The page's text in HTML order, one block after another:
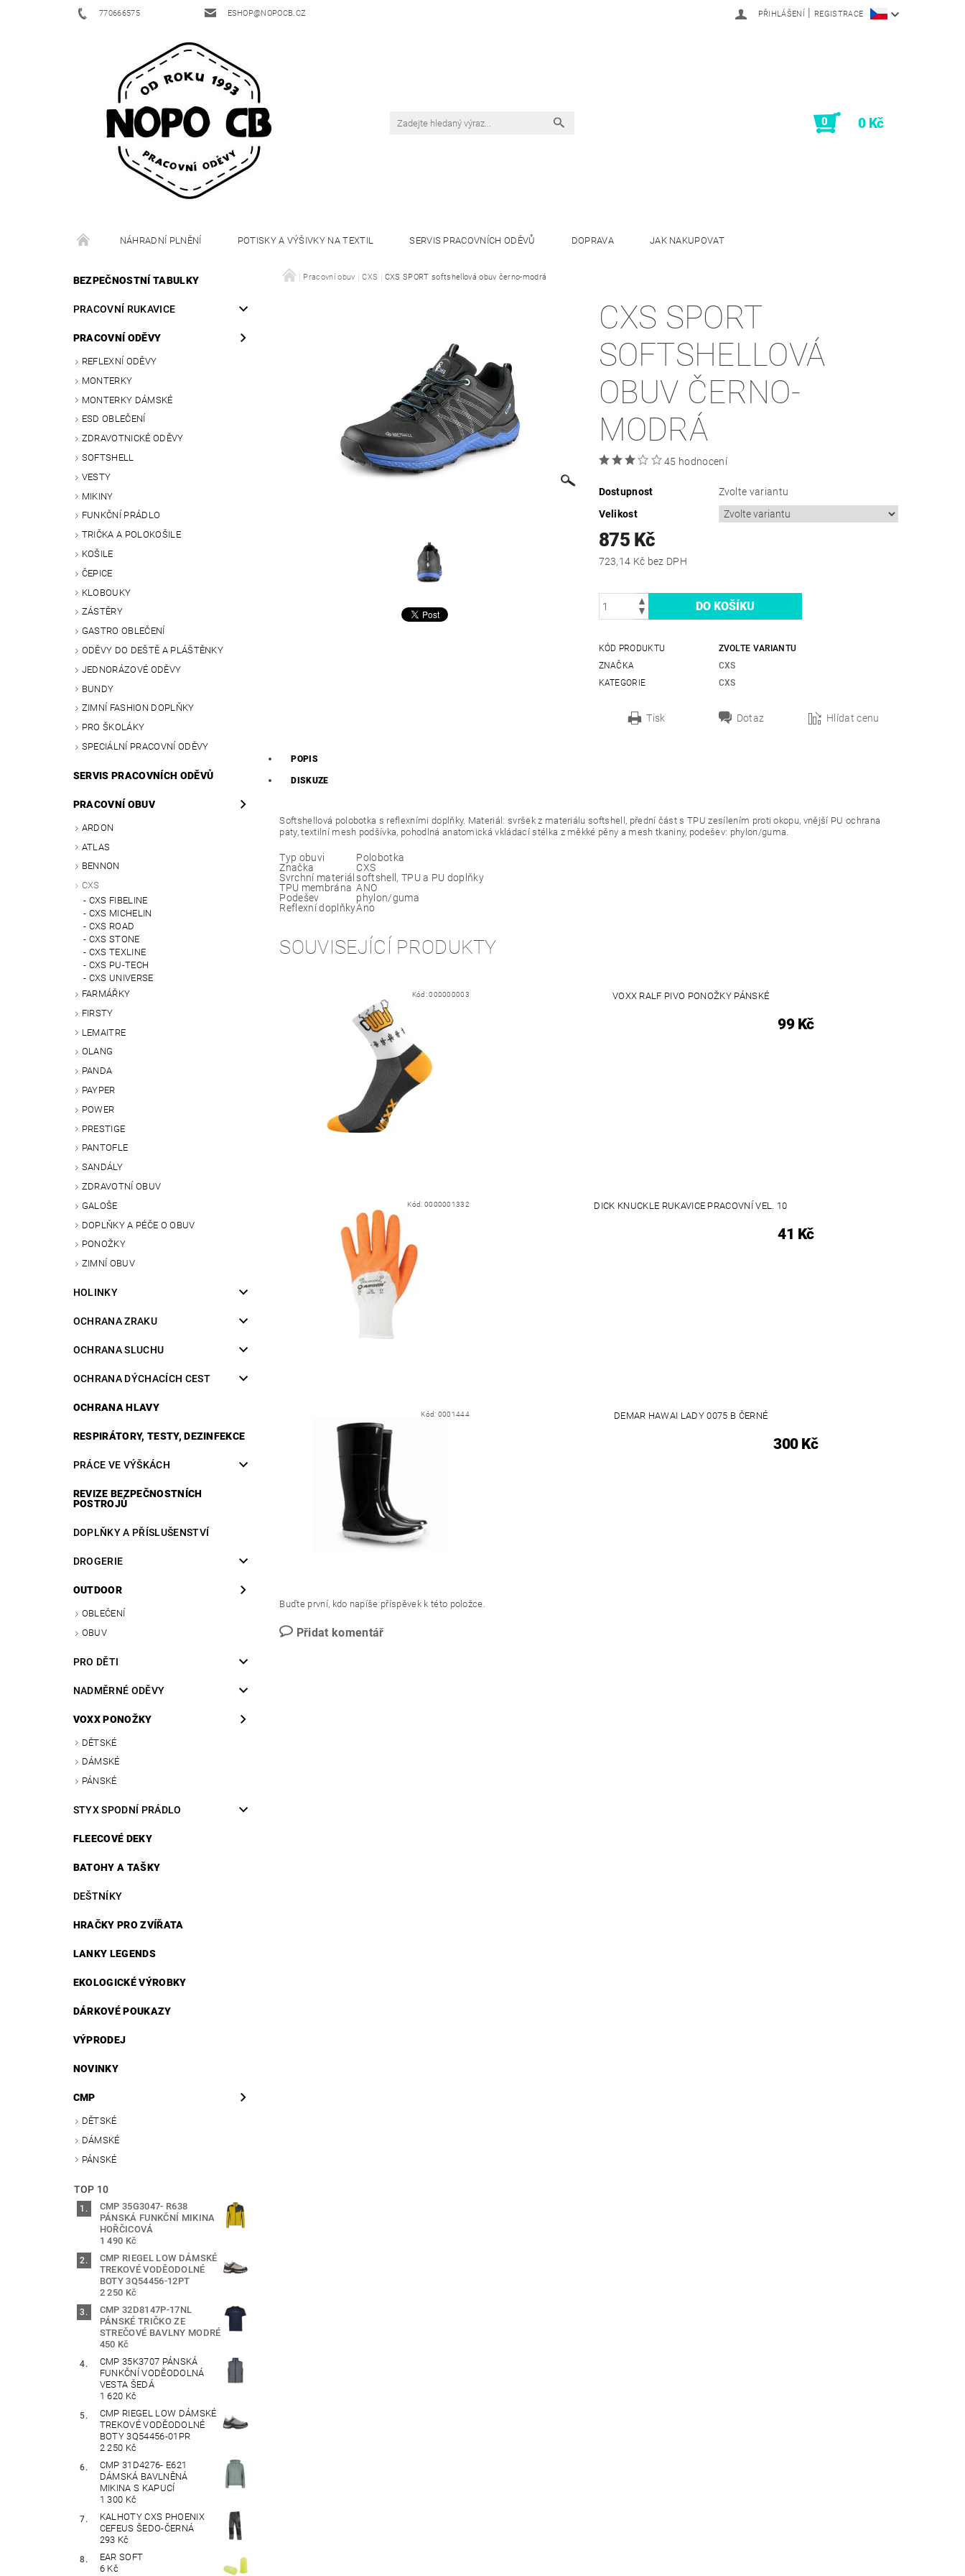
770666575 ESHOP@NOPOCB.CZ PŘIHLÁŠENÍ | REGISTRACE
0 0 Kč
NÁHRADNÍ PLNĚNÍ POTISKY A VÝŠIVKY NA TEXTIL SERVIS PRACOVNÍCH ODĚVŮ DOPRAVA JAK NAKUPOVAT
BEZPEČNOSTNÍ TABULKY
PRACOVNÍ RUKAVICE
PRACOVNÍ ODĚVY
REFLEXNÍ ODĚVY
MONTERKY
MONTERKY DÁMSKÉ
ESD OBLEČENÍ
ZDRAVOTNICKÉ ODĚVY
SOFTSHELL
VESTY
MIKINY
FUNKČNÍ PRÁDLO
TRIČKA A POLOKOŠILE
KOŠILE
ČEPICE
KLOBOUKY
ZÁSTĚRY
GASTRO OBLEČENÍ
ODĚVY DO DEŠTĚ A PLÁŠTĚNKY
JEDNORÁZOVÉ ODĚVY
BUNDY
ZIMNÍ FASHION DOPLŇKY
PRO ŠKOLÁKY
SPECIÁLNÍ PRACOVNÍ ODĚVY
SERVIS PRACOVNÍCH ODĚVŮ
PRACOVNÍ OBUV
ARDON
ATLAS
BENNON
CXS
CXS FIBELINE
CXS MICHELIN
CXS ROAD
CXS STONE
CXS TEXLINE
CXS PU-TECH
CXS UNIVERSE
FARMÁŘKY
FIRSTY
LEMAITRE
OLANG
PANDA
PAYPER
POWER
PRESTIGE
PANTOFLE
SANDÁLY
ZDRAVOTNÍ OBUV
GALOŠE
DOPLŇKY A PÉČE O OBUV
PONOŽKY
ZIMNÍ OBUV
HOLINKY
OCHRANA ZRAKU
OCHRANA SLUCHU
OCHRANA DÝCHACÍCH CEST
OCHRANA HLAVY
RESPIRÁTORY, TESTY, DEZINFEKCE
PRÁCE VE VÝŠKÁCH
REVIZE BEZPEČNOSTNÍCH
POSTROJŮ
DOPLŇKY A PŘÍSLUŠENSTVÍ
DROGERIE
OUTDOOR
OBLEČENÍ
OBUV
PRO DĚTI
NADMĚRNÉ ODĚVY
VOXX PONOŽKY
DĚTSKÉ
DÁMSKÉ
PÁNSKÉ
STYX SPODNÍ PRÁDLO
FLEECOVÉ DEKY
BATOHY A TAŠKY
DEŠTNÍKY
HRAČKY PRO ZVÍŘATA
LANKY LEGENDS
EKOLOGICKÉ VÝROBKY
DÁRKOVÉ POUKAZY
VÝPRODEJ
NOVINKY
CMP
DĚTSKÉ
DÁMSKÉ
PÁNSKÉ
TOP 10
CMP 35G3047- R638
PÁNSKÁ FUNKČNÍ MIKINA
HOŘČICOVÁ
1 490 Kč
CMP RIEGEL LOW DÁMSKÉ
TREKOVÉ VODĚODOLNÉ
BOTY 3Q54456-12PT
2 250 Kč
CMP 32D8147P-17NL
PÁNSKÉ TRIČKO ZE
STREČOVÉ BAVLNY MODRÉ
450 Kč
CMP 35K3707 PÁNSKÁ
FUNKČNÍ VODĚODOLNÁ
VESTA ŠEDÁ
1 620 Kč
CMP RIEGEL LOW DÁMSKÉ
TREKOVÉ VODĚODOLNÉ
BOTY 3Q54456-01PR
2 250 Kč
CMP 31D4276- E621
DÁMSKÁ BAVLNĚNÁ
MIKINA S KAPUCÍ
1 300 Kč
KALHOTY CXS PHOENIX
CEFEUS ŠEDO-ČERNÁ
293 Kč
EAR SOFT
6 Kč
Pracovní obuv CXS CXS SPORT softshellová obuv černo-modrá
CXS SPORT
SOFTSHELLOVÁ
OBUV ČERNO-
MODRÁ
45 hodnocení
Dostupnost
Zvolte variantu
Velikost
875 Kč
723,14 Kč bez DPH
KÓD PRODUKTU
ZVOLTE VARIANTU
ZNAČKA
CXS
KATEGORIE
CXS
Tisk Dotaz Hlídat cenu
POPIS
DISKUZE
Softshellová polobotka s reflexními doplňky. Materiál: svršek z materiálu softshell, přední část s TPU zesílením proti okopu, vnější PU ochrana
paty, textilní mesh podšívka, pohodlná anatomická vkládací stélka z měkké pěny a mesh tkaniny, podešev: phylon/guma.
Typ obuvi
Polobotka
Značka
CXS
Svrchní materiál softshell, TPU a PU doplňky
TPU membrána ANO
Podešev
phylon/guma
Reflexní doplňkyAno
SOUVISEJÍCÍ PRODUKTY
Kód:000000003 VOXX RALF PIVO PONOŽKY PÁNSKÉ
99 Kč
Kód: 0000001332 DICK KNUCKLE RUKAVICE PRACOVNÍ VEL. 10
41 Kč
Kód: 0001444 DEMAR HAWAI LADY 0075 B ČERNÉ
300 Kč
Buďte první, kdo napíše příspěvek k této položce.
Přidat komentář